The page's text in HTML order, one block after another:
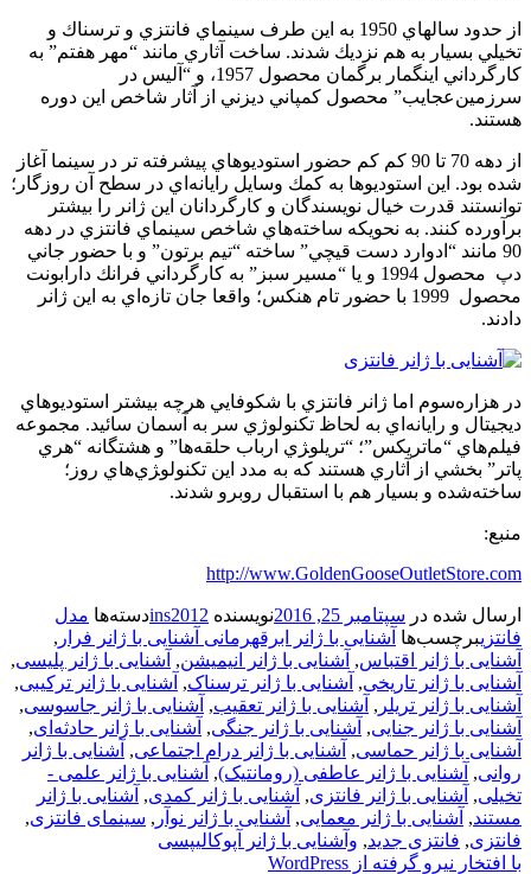
از حدود سالهاي 1950 به اين طرف سينماي فانتزي و ترسناك و
تخيلي بسيار به هم نزديك شدند. ساخت آثاري مانند “مهر هفتم” به
كارگرداني اينگمار برگمان محصول 1957، و “آليس در
سرزمين‌عجايب” محصول كمپاني ديزني از آثار شاخص اين دوره
هستند.
از دهه 70 تا 90 كم كم حضور استوديوهاي پيشرفته تر در سينما آغاز
شده بود. اين استوديوها به كمك وسايل رايانه‌اي در سطح آن روزگار؛
توانستند قدرت خيال نويسندگان و كارگردانان اين ژانر را بيشتر
برآورده كنند. به نحويكه ساخته‌هاي شاخص سينماي فانتزي در دهه
90 مانند “ادوارد دست قيچي” ساخته “تيم برتون” و با حضور جاني
دپ محصول 1994 و يا “مسير سبز” به كارگرداني فرانك دارابونت
محصول 1999 با حضور تام هنكس؛ واقعا جان تازه‌اي به اين ژانر
دادند.
در هزاره‌سوم اما ژانر فانتزي با شكوفايي هرچه بيشتر استوديوهاي
ديجيتال و رايانه‌اي به لحاظ تكنولوژي سر به آسمان سائيد. مجموعه
فيلم‌هاي “ماتريكس”؛ “تريلو‍ژي ارباب حلقه‌ها” و هشتگانه “هري
پاتر” بخشي از آثاري هستند كه به مدد اين تكنولو‍ژي‌هاي روز؛
ساخته‌شده و بسيار هم با استقبال روبرو شدند.
منبع:
http://www.GoldenGooseOutletStore.com
ارسال شده در سپتامبر 25, 2016 نویسنده ins2012دسته‌ها مدل
فانتزیبرچسب‌ها آشنایی با ژانر ابرقهرمانی آشنایی با ژانر فرار ,
آشنایی با ژانر اقتباس, آشنایی با ژانر انیمیشن, آشنایی با ژانر پلیسی,
آشنایی با ژانر تاریخی, آشنایی با ژانر ترسناک, آشنایی با ژانر ترکیبی,
آشنایی با ژانر تریلر , آشنایی با ژانر تعقیب, آشنایی با ژانر جاسوسی,
آشنایی با ژانر جنایی, آشنایی با ژانر جنگی, آشنایی با ژانر حادثه‌ای,
آشنایی با ژانر حماسی, آشنایی با ژانر درام اجتماعی, آشنایی با ژانر
روانی, آشنایی با ژانر عاطفی (رومانتیک), آشنایی با ژانر علمی -
تخیلی, آشنایی با ژانر فانتزی, آشنایی با ژانر کمدی, آشنایی با ژانر
مستند, آشنایی با ژانر معمایی, آشنایی با ژانر نوآر , سینمای فانتزی,
فانتزی, فانتزی جدید, وآشنایی با ژانر آپوکالیپسی
با افتخار نیرو گرفته از WordPress